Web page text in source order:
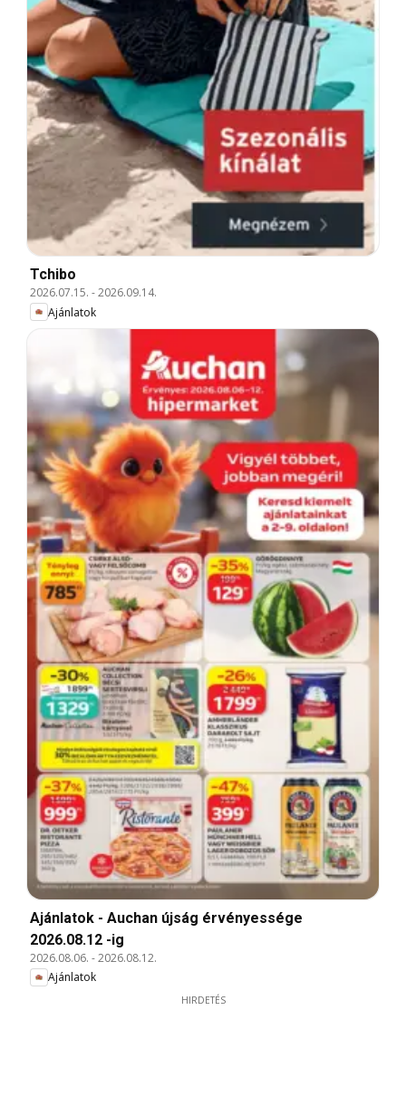
Tchibo
2026.07.15. -2026.09.14.
Ajánlatok
Ajánlatok - Auchan újság érvényessége
2026.08.12 -ig
2026.08.06. -2026.08.12.
Ajánlatok
HIRDETÉS